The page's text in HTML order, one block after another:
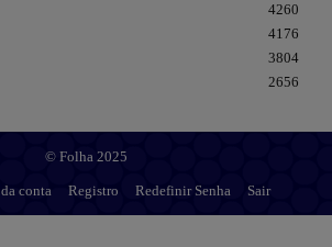
4260
4176
3804
2656
© Folha 2025
conta Registro Redefinir Senha Sair